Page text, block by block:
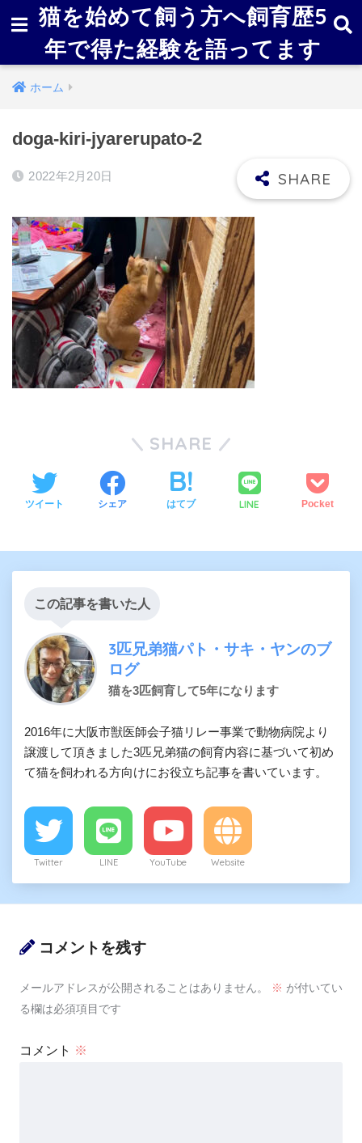
猫を始めて飼う方へ飼育歴5
年で得た経験を語ってます
ホーム
doga-kiri-jyarerupato-2
2022年2月20日
SHARE
ツイート シェア はてブ LINE Pocket
この記事を書いた人
3匹兄弟猫パト・サキ・ヤンのブ
ログ
猫を3匹飼育して5年になります
2016年に大阪市獣医師会子猫リレー事業で動物病院より
譲渡して頂きました3匹兄弟猫の飼育内容に基づいて初め
て猫を飼われる方向けにお役立ち記事を書いています。
Twitter LINE YouTube Website
コメントを残す
メールアドレスが公開されることはありません。 ※ が付いてい
る欄は必須項目です
コメント ※